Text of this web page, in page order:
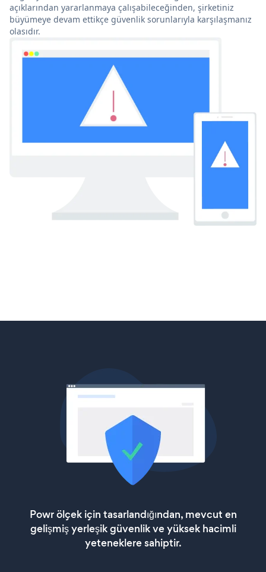
açıklarından yararlanmaya çalışabileceğinden, şirketiniz
büyümeye devam ettikçe güvenlik sorunlarıyla karşılaşmanız
olasıdır.
Powr ölçek için tasarlandığından, mevcut en
gelişmiş yerleşik güvenlik ve yüksek hacimli
yeteneklere sahiptir.